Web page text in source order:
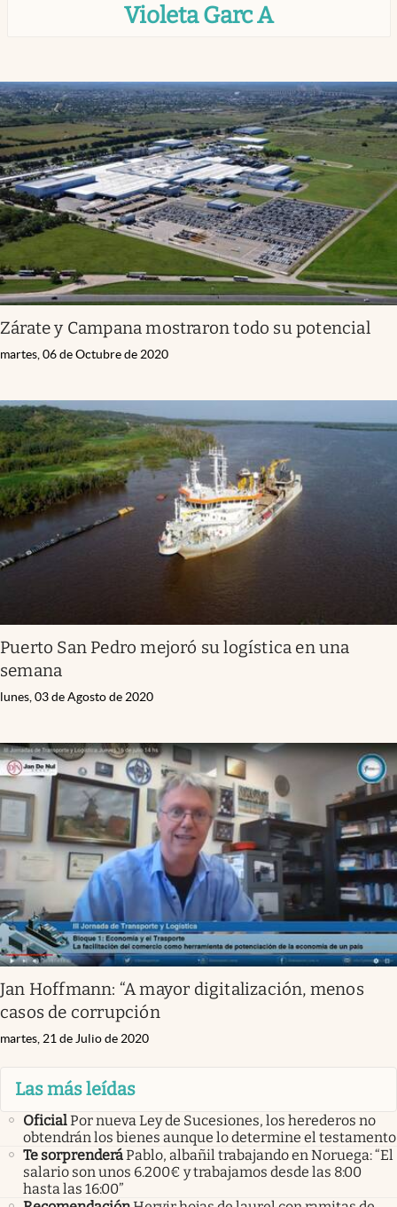
Mundial 2026
Eventos Corporativos
El Cronista Studio
Mediakit
abre en nueva pestaña
Argentina
Violeta Garc A
Zárate y Campana mostraron todo su potencial
martes, 06 de Octubre de 2020
Puerto San Pedro mejoró su logística en una
semana
lunes, 03 de Agosto de 2020
Jan Hoffmann: “A mayor digitalización, menos
casos de corrupción
martes, 21 de Julio de 2020
Las más leídas
OficialPor nueva Ley de Sucesiones, los herederos no
obtendrán los bienes aunque lo determine el testamento
Te sorprenderáPablo, albañil trabajando en Noruega: “El
salario son unos 6.200€ y trabajamos desde las 8:00
hasta las 16:00”